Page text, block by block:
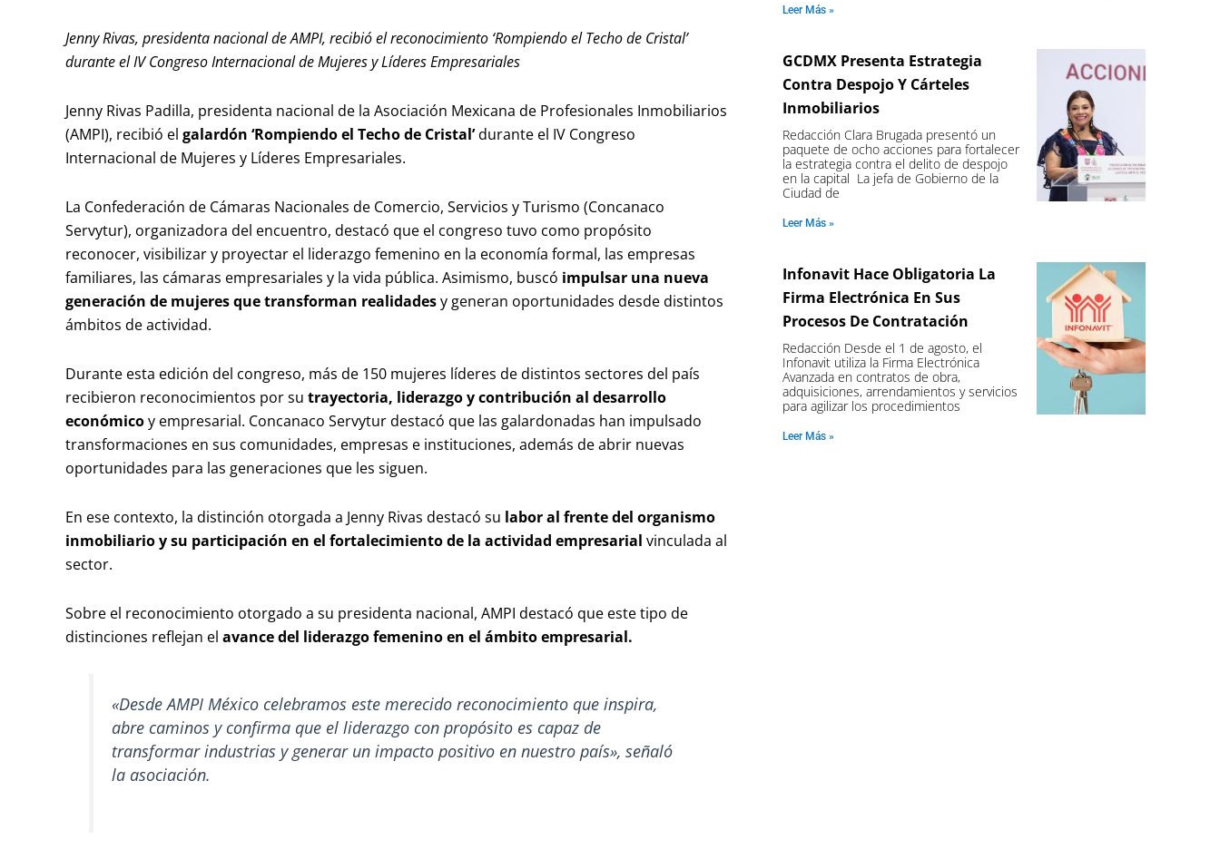
Jenny Rivas, presidenta nacional de AMPI, recibió el reconocimiento ‘Rompiendo el Techo de Cristal’
durante el IV Congreso Internacional de Mujeres y Líderes Empresariales
Jenny Rivas Padilla, presidenta nacional de la Asociación Mexicana de Profesionales Inmobiliarios
(AMPI), recibió el galardón ‘Rompiendo el Techo de Cristal’durante el IV Congreso
Internacional de Mujeres y Líderes Empresariales.
La Confederación de Cámaras Nacionales de Comercio, Servicios y Turismo (Concanaco
Servytur), organizadora del encuentro, destacó que el congreso tuvo como propósito
reconocer, visibilizar y proyectar el liderazgo femenino en la economía formal, las empresas
familiares, las cámaras empresariales y la vida pública. Asimismo, buscó impulsar una nueva
generación de mujeres que transforman realidadesy generan oportunidades desde distintos
ámbitos de actividad.
Durante esta edición del congreso, más de 150 mujeres líderes de distintos sectores del país
recibieron reconocimientos por su trayectoria, liderazgo y contribución al desarrollo
económicoy empresarial. Concanaco Servytur destacó que las galardonadas han impulsado
transformaciones en sus comunidades, empresas e instituciones, además de abrir nuevas
oportunidades para las generaciones que les siguen.
En ese contexto, la distinción otorgada a Jenny Rivas destacó su labor al frente del organismo
inmobiliario y su participación en el fortalecimiento de la actividad empresarial vinculada al
sector.
Sobre el reconocimiento otorgado a su presidenta nacional, AMPI destacó que este tipo de
distinciones reflejan el avance del liderazgo femenino en el ámbito empresarial.
«Desde AMPI México celebramos este merecido reconocimiento que inspira,
abre caminos y confirma que el liderazgo con propósito es capaz de
transformar industrias y generar un impacto positivo en nuestro país», señaló
la asociación.
Leer Más »
GCDMX Presenta Estrategia
Contra Despojo Y Cárteles
Inmobiliarios
Redacción Clara Brugada presentó un
paquete de ocho acciones para fortalecer
la estrategia contra el delito de despojo
en la capital La jefa de Gobierno de la
Ciudad de
Leer Más »
Infonavit Hace Obligatoria La
Firma Electrónica En Sus
Procesos De Contratación
Redacción Desde el 1 de agosto, el
Infonavit utiliza la Firma Electrónica
Avanzada en contratos de obra,
adquisiciones, arrendamientos y servicios
para agilizar los procedimientos
Leer Más »